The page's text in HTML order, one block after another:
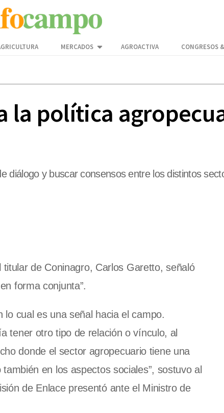
MERCADOS AGROACTIVA CONGRESOS
la política
diálogo y buscar consensos entre los distintos
de Coninagro, Carlos Garetto, señaló
forma conjunta”.
cual es una señal hacia el campo.
tener otro tipo de relación o vínculo, al
donde el sector agropecuario tiene una
en los aspectos sociales”, sostuvo al
de Enlace presentó ante el Ministro de